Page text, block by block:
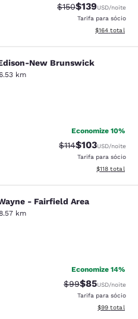
Tarifa anterior
$150Tarifa com
$139USD/noite
Tarifa para sócio
Exibir
$164 total
New Brunswick
New Brunswick
km
estrelas. Bom. 831 avaliações
Economize 10%
Tarifa anterior
$114Tarifa com
$103USD/noite
Tarifa para sócio
Exibir
$118 total
- Fairfield Area
- Fairfield Area
km
estrelas. Razoável. 386 avaliações
Economize 14%
Tarifa anterior
$99Tarifa com
$85USD/noite
Tarifa para sócio
Exibir
$99 total